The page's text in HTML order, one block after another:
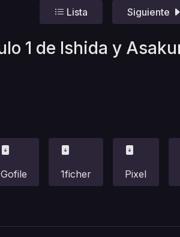
Lista Siguiente
1 de Ishida y
Gofile 1ficher Pixel